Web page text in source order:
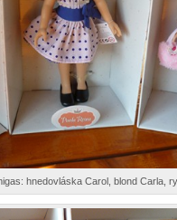
hnedovláska Carol, blond Carla,